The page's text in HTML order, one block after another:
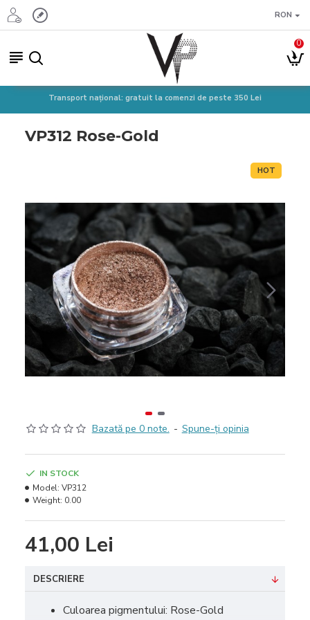
RON
0
Transport național: gratuit la comenzi de peste 350 Lei
VP312 Rose-Gold
HOT
Bazată pe 0 note. - Spune-ţi opinia
41,00 Lei
IN STOCK
Model: VP312
Weight: 0.00
DESCRIERE
Culoarea pigmentului: Rose-Gold